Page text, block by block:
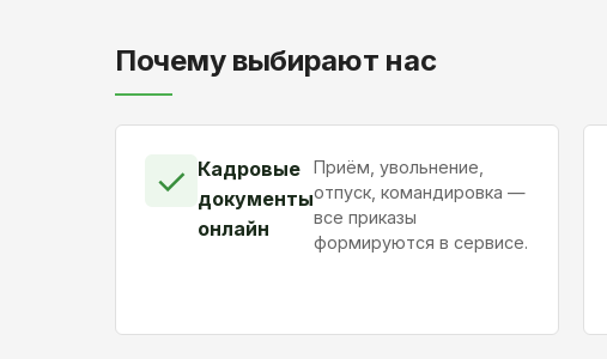
Почему выбирают нас
✓ Кадровые
документы
онлайн
Приём, увольнение,
отпуск, командировка —
все приказы
формируются в сервисе.